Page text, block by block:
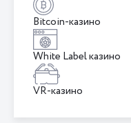
Bitcoin-казино
White Label казино
VR-казино